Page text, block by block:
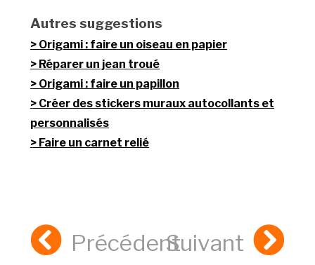
Autres suggestions
Origami : faire un oiseau en papier
Réparer un jean troué
Origami : faire un papillon
Créer des stickers muraux autocollants et
personnalisés
Faire un carnet relié
PrécédentSuivant